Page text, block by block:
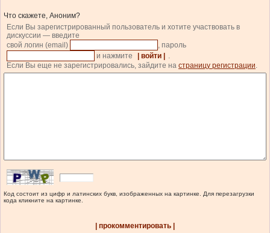
Что скажете, Аноним?
Если Вы зарегистрированный пользователь и хотите участвовать в
дискуссии — введите
свой логин (email)
, пароль
и нажмите
| войти |
.
Если Вы еще не зарегистрировались, зайдите на страницу регистрации.
Код состоит из цифр и латинских букв, изображенных на картинке. Для перезагрузки
кода кликните на картинке.
| прокомментировать |